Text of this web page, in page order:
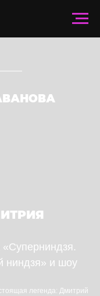
ниндзя» и шоу
легенда: Дмитрий